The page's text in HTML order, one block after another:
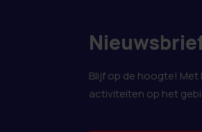
Blijf op de hoogte!
activiteiten op het